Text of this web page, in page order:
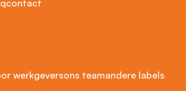
contact
werkgeversons teamandere labels